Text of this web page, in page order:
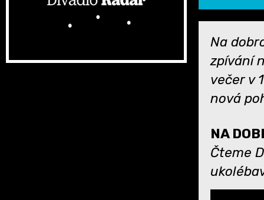
Na
zpívání
večer v
nová
NA
Čteme